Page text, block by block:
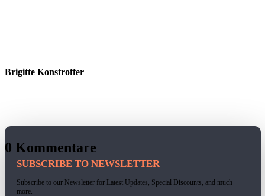
Brigitte Konstroffer
0 Kommentare
SUBSCRIBE TO NEWSLETTER
Subscribe to our Newsletter for Latest Updates, Special Discounts, and much
more.